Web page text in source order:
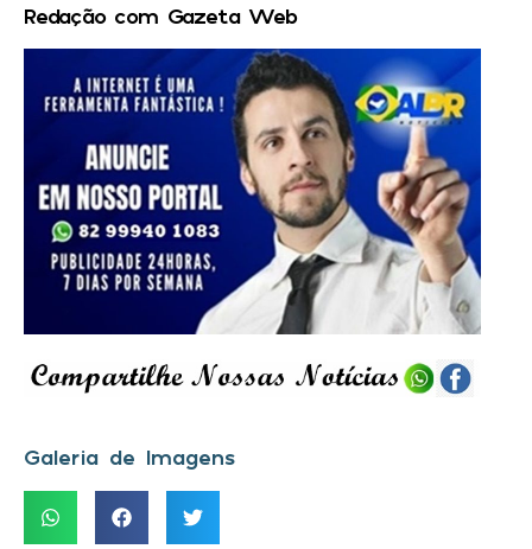
Redação com Gazeta Web
Galeria de Imagens